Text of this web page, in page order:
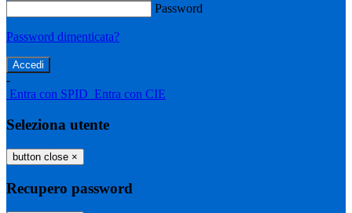
Password
Password dimenticata?
-
Entra con SPID Entra con CIE
Seleziona utente
button close ×
Recupero password